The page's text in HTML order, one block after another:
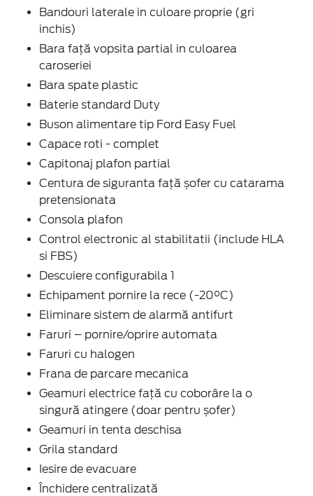
Bandouri laterale in culoare proprie (gri
inchis)
Bara față vopsita partial in culoarea
caroseriei
Bara spate plastic
Baterie standard Duty
Buson alimentare tip Ford Easy Fuel
Capace roti - complet
Capitonaj plafon partial
Centura de siguranta față șofer cu catarama
pretensionata
Consola plafon
Control electronic al stabilitatii (include HLA
si FBS)
Descuiere configurabila 1
Echipament pornire la rece (-20°C)
Eliminare sistem de alarmă antifurt
Faruri – pornire/oprire automata
Faruri cu halogen
Frana de parcare mecanica
Geamuri electrice faţă cu coborâre la o
singură atingere (doar pentru șofer)
Geamuri in tenta deschisa
Grila standard
Iesire de evacuare
Închidere centralizată